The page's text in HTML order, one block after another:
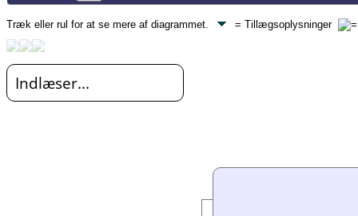
Træk eller rul for at se mere af diagrammet. = Tillægsoplysninger
Indlæser...